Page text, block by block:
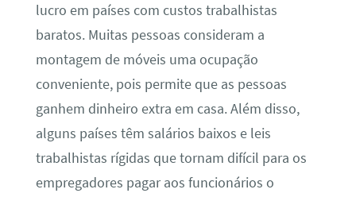
lucro em países com custos trabalhistas
baratos. Muitas pessoas consideram a
montagem de móveis uma ocupação
conveniente, pois permite que as pessoas
ganhem dinheiro extra em casa. Além disso,
alguns países têm salários baixos e leis
trabalhistas rígidas que tornam difícil para os
empregadores pagar aos funcionários o